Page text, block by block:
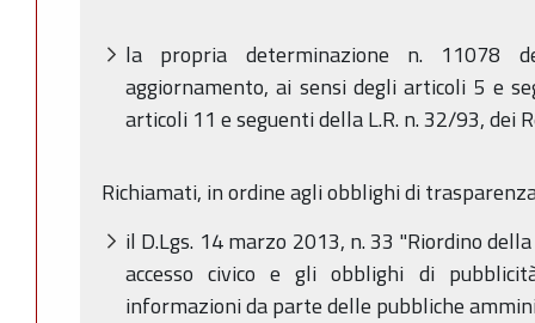
la propria determinazione n. 11078
aggiornamento, ai sensi degli articoli 5 e
articoli 11 e seguenti della L.R. n. 32/93, dei
Richiamati, in ordine agli obblighi di
il D.Lgs. 14 marzo 2013, n. 33 "Riordino
accesso civico e gli obblighi di
informazioni da parte delle pubbliche